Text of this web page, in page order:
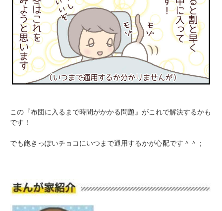
この『布団に入るまで時間がかかる問題』がこれで解決するかも
です！
でも飽きっぽいチョコにいつまで通用するかが心配です＾＾；
アプリをダウンロードする